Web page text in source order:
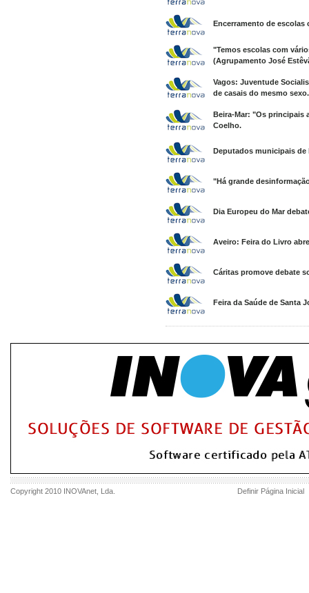
Encerramento de escolas
"Temos escolas com
(Agrupamento José
Vagos: Juventude
de casais do mesmo sexo.
Beira-Mar: "Os principais
Coelho.
Deputados municipais de
"Há grande
Dia Europeu do Mar
Aveiro: Feira do Livro
Cáritas promove debate
Feira da Saúde de Santa
Copyright 2010 INOVAnet , Lda. Definir Página Inicial